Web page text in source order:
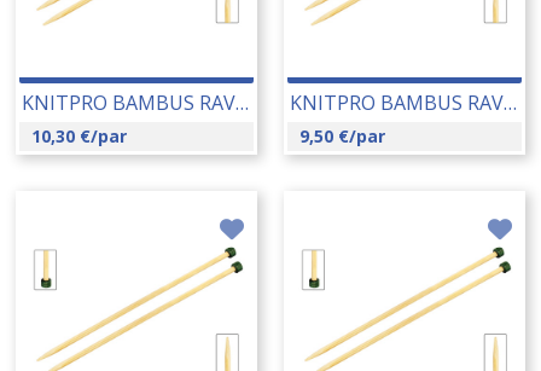
KNITPRO BAMBUS RAVNE IGLE 9.00 MM (22365) 14190
10,30 €/par
KNITPRO BAMBUS RAVNE IGLE 7.00 MM (22363) 14188
9,50 €/par